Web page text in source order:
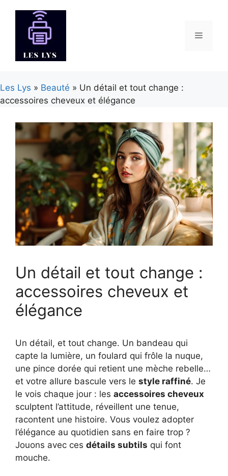
contenu
Menu
Les Lys » Beauté » Un détail et tout change :
accessoires cheveux et élégance
Un détail et tout change :
accessoires cheveux et
élégance
Un détail, et tout change. Un bandeau qui
capte la lumière, un foulard qui frôle la nuque,
une pince dorée qui retient une mèche rebelle…
et votre allure bascule vers le style raffiné. Je
le vois chaque jour : les accessoires cheveux
sculptent l’attitude, réveillent une tenue,
racontent une histoire. Vous voulez adopter
l’élégance au quotidien sans en faire trop ?
Jouons avec ces détails subtils qui font
mouche.